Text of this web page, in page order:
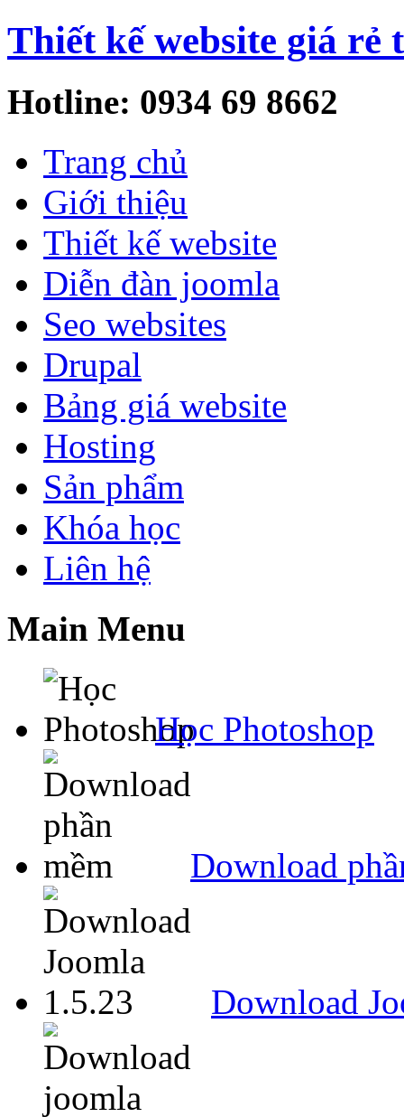
Thiết kế website giá rẻ
Hotline: 0934 69 8662
Trang chủ
Giới thiệu
Thiết kế website
Diễn đàn joomla
Seo websites
Drupal
Bảng giá website
Hosting
Sản phẩm
Khóa học
Liên hệ
Main Menu
Học Photoshop
Download
Download